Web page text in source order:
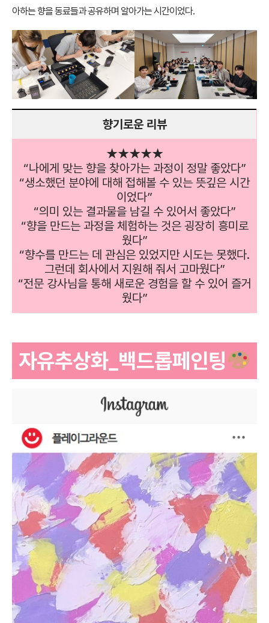
아하는 향을 동료들과 공유하며 알아가는 시간이었다.
향기로운 리뷰
★★★★★
“나에게 맞는 향을 찾아가는 과정이 정말 좋았다”
“생소했던 분야에 대해 접해볼 수 있는 뜻깊은 시간
이었다”
“의미 있는 결과물을 남길 수 있어서 좋았다”
“향을 만드는 과정을 체험하는 것은 굉장히 흥미로
웠다”
“향수를 만드는 데 관심은 있었지만 시도는 못했다.
그런데 회사에서 지원해 줘서 고마웠다”
“전문 강사님을 통해 새로운 경험을 할 수 있어 즐거
웠다”
자유추상화_백드롭페인팅